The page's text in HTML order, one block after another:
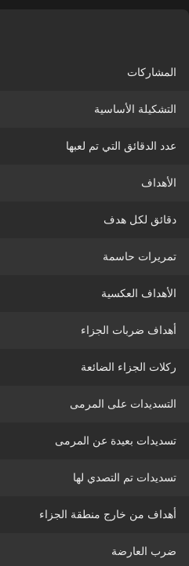
المشاركات
التشكيلة الأساسية
عدد الدقائق التي تم لعبها
الأهداف
دقائق لكل هدف
تمريرات حاسمة
الأهداف العكسية
أهداف ضربات الجزاء
ركلات الجزاء الضائعة
التسديدات على المرمى
تسديدات بعيدة عن المرمى
تسديدات تم التصدي لها
أهداف من خارج منطقة الجزاء
ضرب العارضة